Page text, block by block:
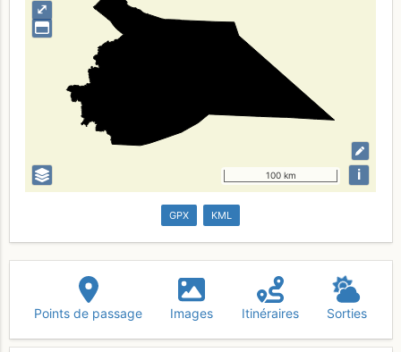
⤢
100 km i
GPX KML
Points de passage Images Itinéraires Sorties